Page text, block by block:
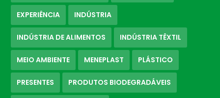
EXPERIÊNCIA INDÚSTRIA
INDÚSTRIA DE ALIMENTOS INDÚSTRIA TÊXTIL
MEIO AMBIENTE MENEPLAST PLÁSTICO
PRESENTES PRODUTOS BIODEGRADÁVEIS